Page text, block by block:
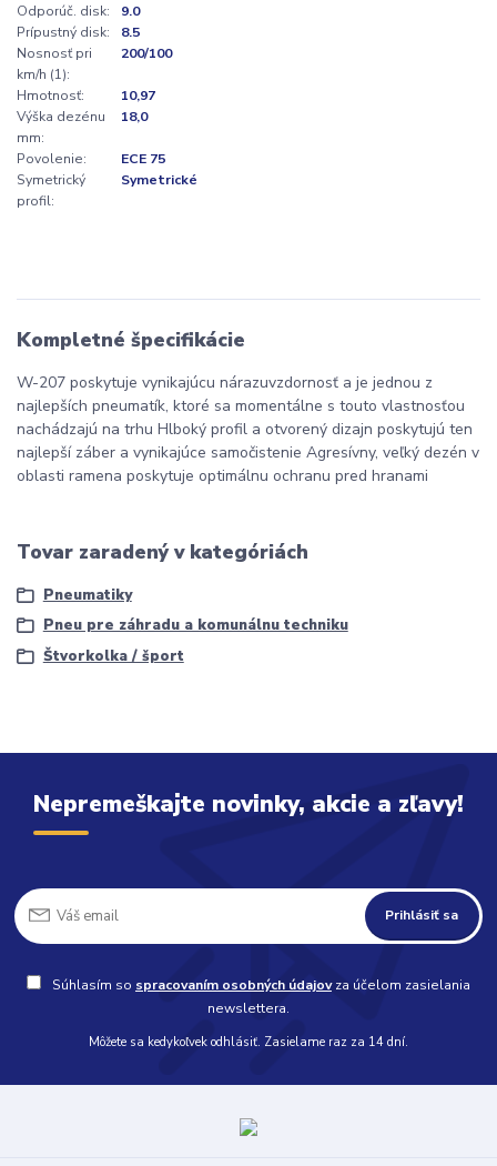
Odporúč. disk:
9.0
Prípustný disk:
8.5
Nosnosť pri
km/h (1):
200/100
Hmotnosť:
10,97
Výška dezénu
mm:
18,0
Povolenie:
ECE 75
Symetrický
profil:
Symetrické
Kompletné špecifikácie
W-207 poskytuje vynikajúcu nárazuvzdornosť a je jednou z
najlepších pneumatík, ktoré sa momentálne s touto vlastnosťou
nachádzajú na trhu Hlboký profil a otvorený dizajn poskytujú ten
najlepší záber a vynikajúce samočistenie Agresívny, veľký dezén v
oblasti ramena poskytuje optimálnu ochranu pred hranami
Tovar zaradený v kategóriách
Pneumatiky
Pneu pre záhradu a komunálnu techniku
Štvorkolka / šport
Nepremeškajte novinky, akcie a zľavy!
Prihlásiť sa
Súhlasím so spracovaním osobných údajovza účelom zasielania
newslettera.
Môžete sa kedykoľvek odhlásiť. Zasielame raz za 14 dní.